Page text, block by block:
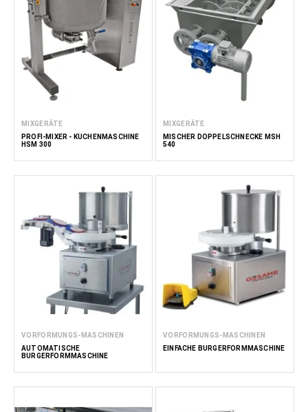
MIXGERÄTE
PROFI-MIXER - KÜCHENMASCHINE
HSM 300
MIXGERÄTE
MISCHER DOPPELSCHNECKE MSH
540
VORFORMUNGS-MASCHINEN
AUTOMATISCHE
BURGERFORMMASCHINE
VORFORMUNGS-MASCHINEN
EINFACHE BURGERFORMMASCHINE